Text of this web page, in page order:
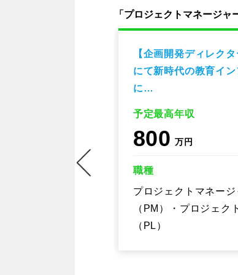
「プロジェクトマネージ
【企画開発ディレク
にて新時代の教育イン
に…
予定最高年収
800 万円
職種
プロジェクトマネージ
（PM）・プロジェク
（PL）